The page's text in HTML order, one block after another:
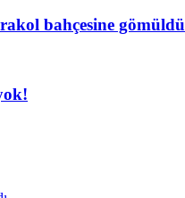
bahçesine gömüldü